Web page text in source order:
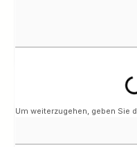
Um weiterzugehen, geben Sie